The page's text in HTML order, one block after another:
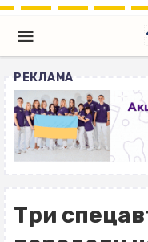
РЕКЛАМА
Три